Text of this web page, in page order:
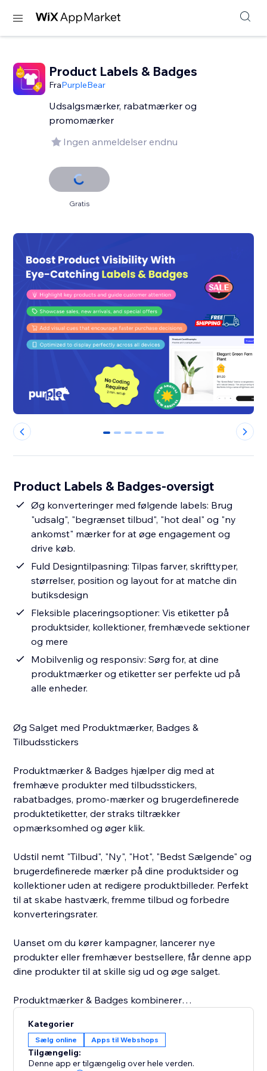
Product Labels & Badges
FraPurpleBear
Udsalgsmærker, rabatmærker og
promomærker
Ingen anmeldelser endnu
Gratis
0 1 2 3 4 5
Product Labels & Badges-oversigt
Øg konverteringer med følgende labels: Brug
"udsalg", "begrænset tilbud", "hot deal" og "ny
ankomst" mærker for at øge engagement og
drive køb.
Fuld Designtilpasning: Tilpas farver, skrifttyper,
størrelser, position og layout for at matche din
butiksdesign
Fleksible placeringsoptioner: Vis etiketter på
produktsider, kollektioner, fremhævede sektioner
og mere
Mobilvenlig og responsiv: Sørg for, at dine
produktmærker og etiketter ser perfekte ud på
alle enheder.
Øg Salget med Produktmærker, Badges &
Tilbudsstickers
Produktmærker & Badges hjælper dig med at
fremhæve produkter med tilbudsstickers,
rabatbadges, promo-mærker og brugerdefinerede
produktetiketter, der straks tiltrækker
opmærksomhed og øger klik.
Udstil nemt "Tilbud", "Ny", "Hot", "Bedst Sælgende" og
brugerdefinerede mærker på dine produktsider og
kollektioner uden at redigere produktbilleder. Perfekt
til at skabe hastværk, fremme tilbud og forbedre
konverteringsrater.
Uanset om du kører kampagner, lancerer nye
produkter eller fremhæver bestsellere, får denne app
dine produkter til at skille sig ud og øge salget.
Produktmærker & Badges kombinerer
værktøj, der hjælper dig med at skabe en mere
engagerende og højt konverterende butik.
Kategorier
Sælg online Apps til Webshops
Tilgængelig:
Denne app er tilgængelig over hele verden.